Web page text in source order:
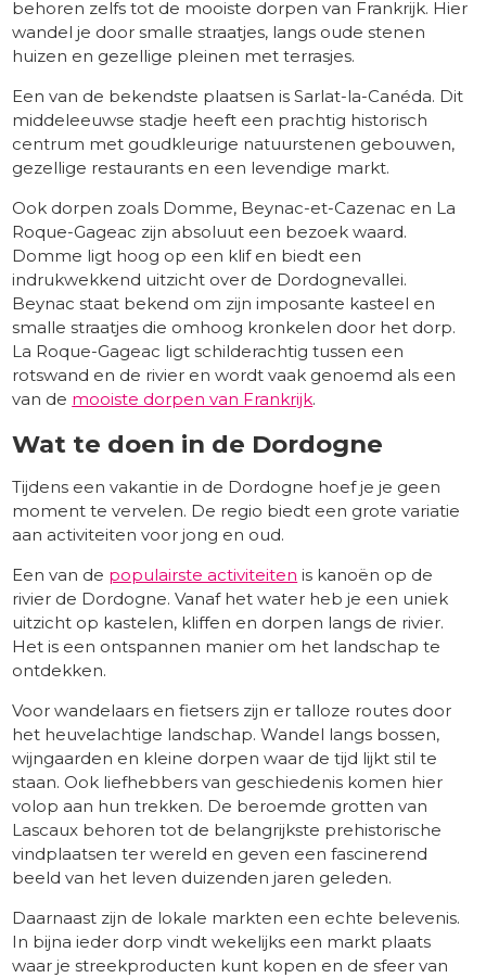
behoren zelfs tot de mooiste dorpen van Frankrijk. Hier
wandel je door smalle straatjes, langs oude stenen
huizen en gezellige pleinen met terrasjes.
Een van de bekendste plaatsen is Sarlat-la-Canéda. Dit
middeleeuwse stadje heeft een prachtig historisch
centrum met goudkleurige natuurstenen gebouwen,
gezellige restaurants en een levendige markt.
Ook dorpen zoals Domme, Beynac-et-Cazenac en La
Roque-Gageac zijn absoluut een bezoek waard.
Domme ligt hoog op een klif en biedt een
indrukwekkend uitzicht over de Dordognevallei.
Beynac staat bekend om zijn imposante kasteel en
smalle straatjes die omhoog kronkelen door het dorp.
La Roque-Gageac ligt schilderachtig tussen een
rotswand en de rivier en wordt vaak genoemd als een
van de mooiste dorpen van Frankrijk.
Wat te doen in de Dordogne
Tijdens een vakantie in de Dordogne hoef je je geen
moment te vervelen. De regio biedt een grote variatie
aan activiteiten voor jong en oud.
Een van de populairste activiteiten is kanoën op de
rivier de Dordogne. Vanaf het water heb je een uniek
uitzicht op kastelen, kliffen en dorpen langs de rivier.
Het is een ontspannen manier om het landschap te
ontdekken.
Voor wandelaars en fietsers zijn er talloze routes door
het heuvelachtige landschap. Wandel langs bossen,
wijngaarden en kleine dorpen waar de tijd lijkt stil te
staan. Ook liefhebbers van geschiedenis komen hier
volop aan hun trekken. De beroemde grotten van
Lascaux behoren tot de belangrijkste prehistorische
vindplaatsen ter wereld en geven een fascinerend
beeld van het leven duizenden jaren geleden.
Daarnaast zijn de lokale markten een echte belevenis.
In bijna ieder dorp vindt wekelijks een markt plaats
waar je streekproducten kunt kopen en de sfeer van